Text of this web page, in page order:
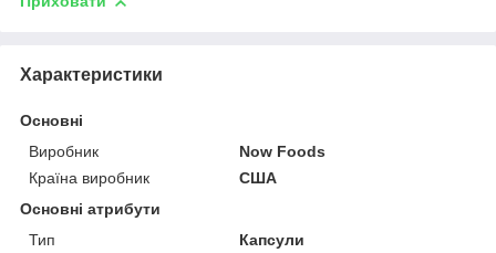
Характеристики
Основні
Виробник
Now Foods
Країна виробник
США
Основні атрибути
Тип
Капсули